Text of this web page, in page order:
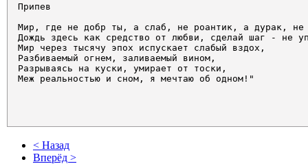
Припев
Мир, где не добр ты, а слаб, не роантик, а дурак, не
Дождь здесь как средство от любви, сделай шаг - не
Мир через тысячу эпох испускает слабый вздох,
Разбиваемый огнем, заливаемый вином,
Разрываясь на куски, умирает от тоски,
Меж реальностью и сном, я мечтаю об
< Назад
Вперёд >